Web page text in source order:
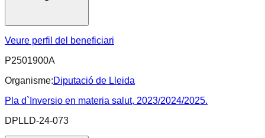
Veure perfil del beneficiari
P2501900A
Organisme:Diputació de Lleida
Pla d`Inversio en materia salut, 2023/2024/2025.
DPLLD-24-073